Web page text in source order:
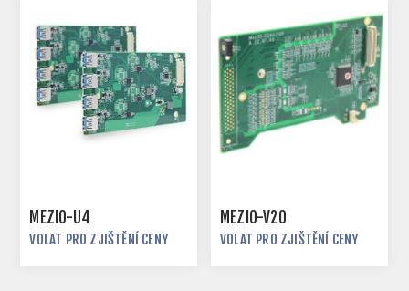
MEZIO-U4
VOLAT PRO ZJIŠTĚNÍ CENY
MEZIO-V20
VOLAT PRO ZJIŠTĚNÍ CENY